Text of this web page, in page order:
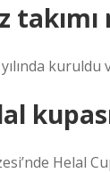
takımı
Helal